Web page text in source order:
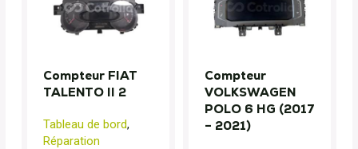
Compteur FIAT
TALENTO II 2
Tableau de bord,
Réparation
Compteur
VOLKSWAGEN
POLO 6 HG (2017
– 2021)